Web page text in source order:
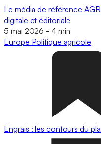
Le média de référence
digitale et éditoriale
5 mai 2026 - 4 min
Europe Politique agricole
Engrais : les contours du